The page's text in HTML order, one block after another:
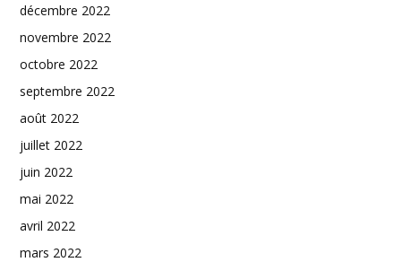
décembre 2022
novembre 2022
octobre 2022
septembre 2022
août 2022
juillet 2022
juin 2022
mai 2022
avril 2022
mars 2022